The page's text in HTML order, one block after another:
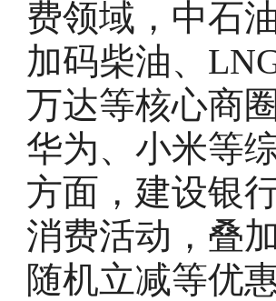
费领域，中石
加码柴油、
万达等核心商
华为、小米等
方面，建设银
消费活动，叠
随机立减等优